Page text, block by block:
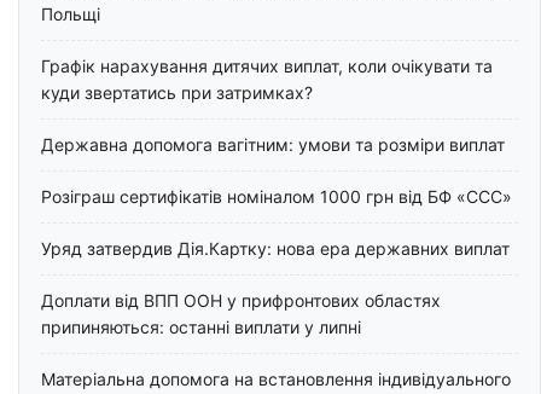
Польщі
Графік нарахування дитячих виплат, коли очікувати та
куди звертатись при затримках?
Державна допомога вагітним: умови та розміри виплат
Розіграш сертифікатів номіналом 1000 грн від БФ «ССС»
Уряд затвердив Дія.Картку: нова ера державних виплат
Доплати від ВПП ООН у прифронтових областях
припиняються: останні виплати у липні
Матеріальна допомога на встановлення індивідуального